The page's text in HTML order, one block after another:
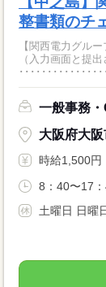
整書類のチ
【関西電力グル
（入力画面と提
･･････････････
一般事務
大阪府大阪
時給1,500円
8：40〜17
土曜日 日曜